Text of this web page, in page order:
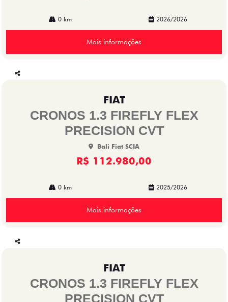
0 km 2026/2026
Mais informações
FIAT
CRONOS 1.3 FIREFLY FLEX
PRECISION CVT
Bali Fiat SCIA
R$ 112.980,00
0 km 2025/2026
Mais informações
FIAT
CRONOS 1.3 FIREFLY FLEX
PRECISION CVT